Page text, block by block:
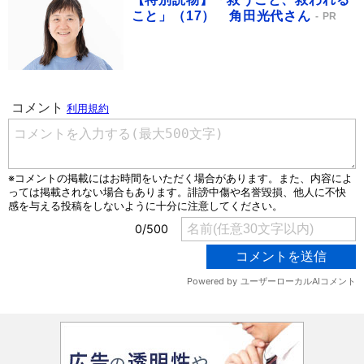
こと」（17） 角田光代さん
PR